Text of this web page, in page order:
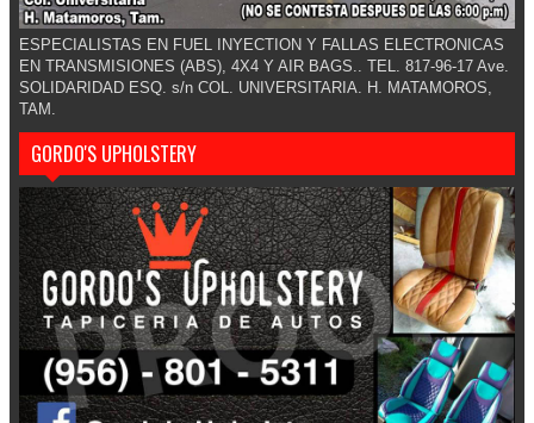
ESPECIALISTAS EN FUEL INYECTION Y FALLAS ELECTRONICAS
EN TRANSMISIONES (ABS), 4X4 Y AIR BAGS.. TEL. 817-96-17 Ave.
SOLIDARIDAD ESQ. s/n COL. UNIVERSITARIA. H. MATAMOROS,
TAM.
GORDO'S UPHOLSTERY